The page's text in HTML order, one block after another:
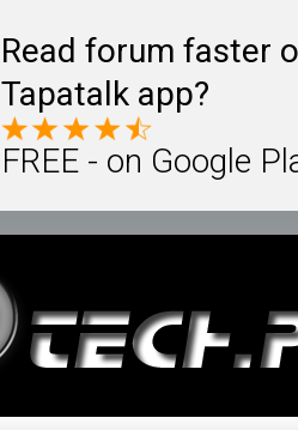
Read forum faster
Tapatalk app?
FREE - on Google